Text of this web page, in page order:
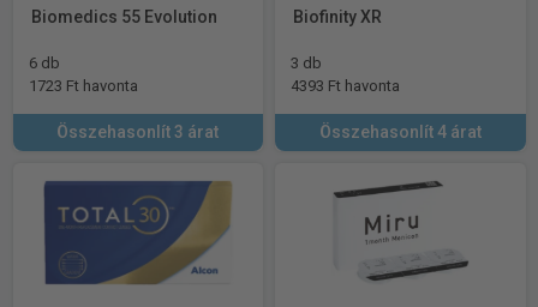
Biomedics 55 Evolution
6 db
1723 Ft havonta
Összehasonlít 3 árat
Biofinity XR
3 db
4393 Ft havonta
Összehasonlít 4 árat